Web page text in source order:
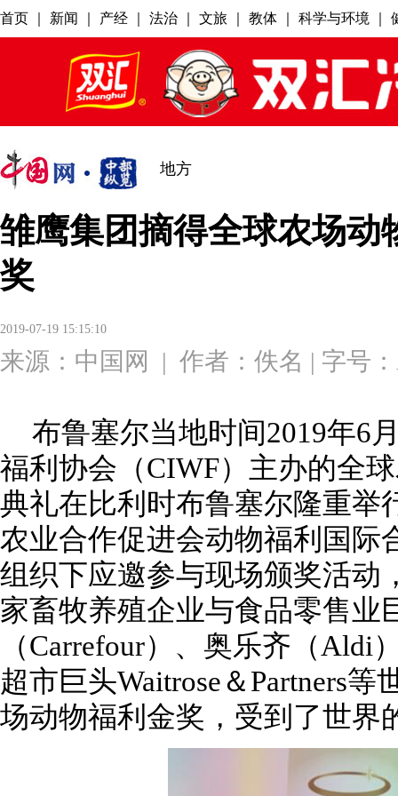
地方
雏鹰集团摘得全球农场动
奖
2019-07-19 15:15:10
来源： 中国网 | 作者：佚名 | 字号：
布鲁塞尔当地时间2019年6
福利协会（CIWF）主办的全
典礼在比利时布鲁塞尔隆重举
农业合作促进会动物福利国际
组织下应邀参与现场颁奖活动
家畜牧养殖企业与食品零售业
（Carrefour）、奥乐齐（Aldi
超市巨头Waitrose＆Partners
场动物福利金奖，受到了世界